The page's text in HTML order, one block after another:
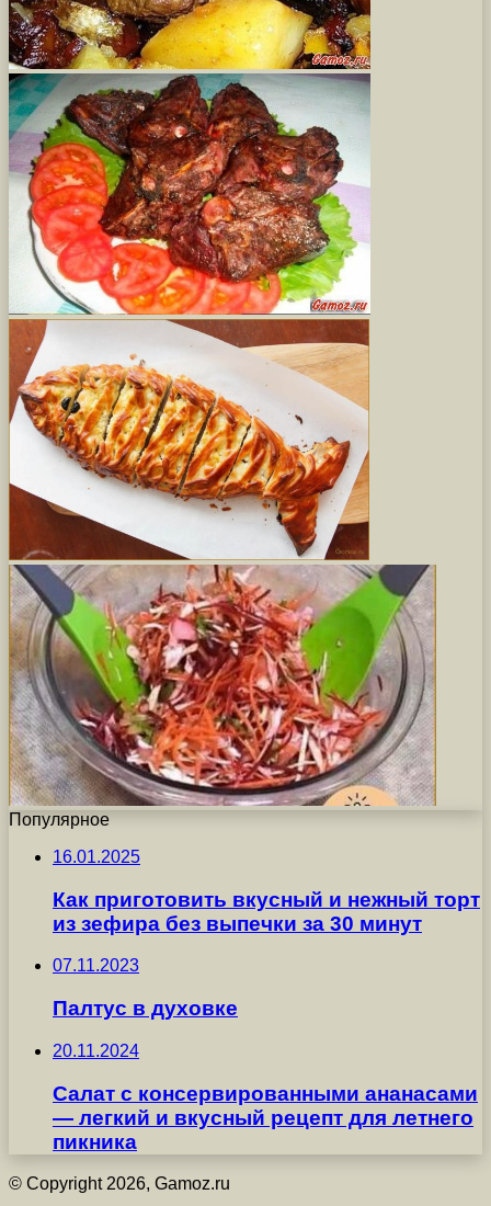
Популярное
16.01.2025
Как приготовить вкусный и нежный торт
из зефира без выпечки за 30 минут
07.11.2023
Палтус в духовке
20.11.2024
Салат с консервированными ананасами
— легкий и вкусный рецепт для летнего
пикника
© Copyright 2026, Gamoz.ru